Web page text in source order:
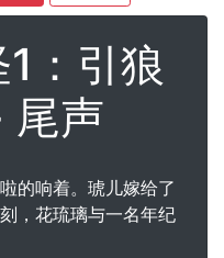
：引狼
尾声
响着。琥儿嫁给了
，花琉璃与一名年纪